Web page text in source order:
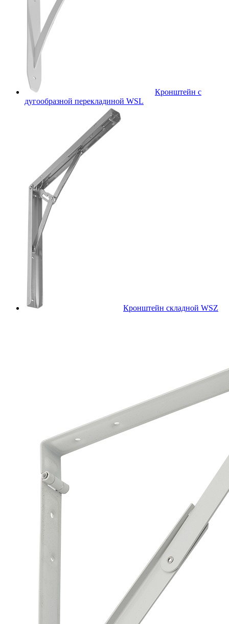
Кронштейн с
дугообразной перекладиной WSL
Кронштейн складной WSZ